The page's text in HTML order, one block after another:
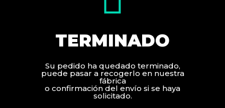
TERMINADO
Su pedido ha quedado terminado,
puede pasar a recogerlo en nuestra
fábrica
o confirmación del envío si se haya
solicitado.